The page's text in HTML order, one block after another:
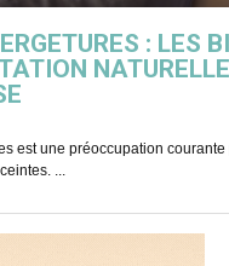
: LES
est une préoccupation courante
...